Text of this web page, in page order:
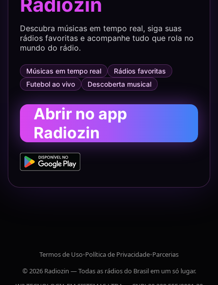
Descubra músicas em tempo real, siga suas
rádios favoritas e acompanhe tudo que rola no
mundo do rádio.
Músicas em tempo real
Rádios favoritas
Futebol ao vivo
Descoberta musical
Abrir no app
Radiozin
Termos de Uso•Política de Privacidade•Parcerias
© 2026 Radiozin — Todas as rádios do Brasil em um só lugar.